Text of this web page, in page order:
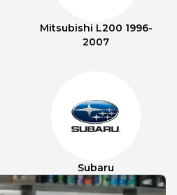
Mitsubishi L200 1996-
2007
Subaru